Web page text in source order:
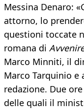
Messina Denaro:
attorno, lo
questioni toccate
romana di
Marco Minniti, il
Marco Tarquinio
redazione. Due
delle quali il